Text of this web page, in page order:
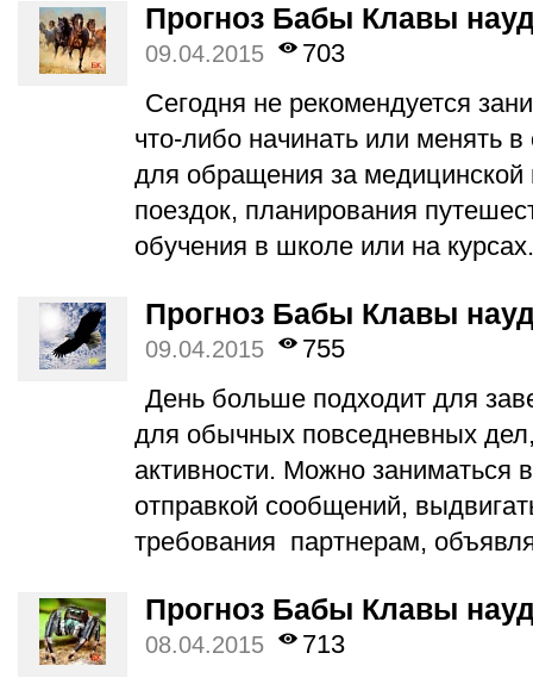
Прогноз Бабы Клавы
09.04.2015
703
Сегодня не рекомендуется
что-либо начинать или менять
для обращения за
поездок, планирования
обучения в школе или на курсах.
Прогноз Бабы Клавы
09.04.2015
755
День больше подходит для
для обычных повседневных
активности. Можно заниматься
отправкой сообщений,
требования партнерам,
Прогноз Бабы Клавы
08.04.2015
713